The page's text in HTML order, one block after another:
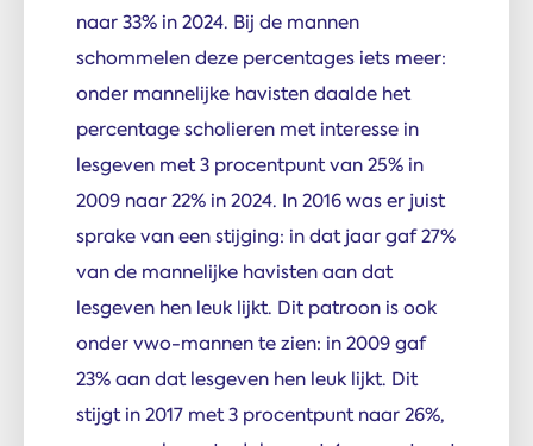
naar 33% in 2024. Bij de mannen
schommelen deze percentages iets meer:
onder mannelijke havisten daalde het
percentage scholieren met interesse in
lesgeven met 3 procentpunt van 25% in
2009 naar 22% in 2024. In 2016 was er juist
sprake van een stijging: in dat jaar gaf 27%
van de mannelijke havisten aan dat
lesgeven hen leuk lijkt. Dit patroon is ook
onder vwo-mannen te zien: in 2009 gaf
23% aan dat lesgeven hen leuk lijkt. Dit
stijgt in 2017 met 3 procentpunt naar 26%,